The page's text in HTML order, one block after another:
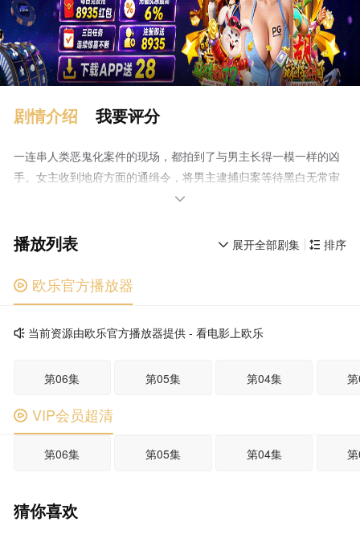
剧情介绍 我要评分
一连串人类恶鬼化案件的现场，都拍到了与男主长得一模一样的凶
手。女主收到地府方面的通缉令，将男主逮捕归案等待黑白无常审
判。为洗脱罪名，男主逼不得已用计胁迫女主一起查明真相。随着
和男主的关联，原来一切都在幕后黑手的掌握中……

 排序
 展开全部剧集
播放列表
 欧乐官方播放器
当前资源由欧乐官方播放器提供 - 看电影上欧乐
第06集 第05集 第04集
 VIP会员超清
第06集 第05集 第04集
猜你喜欢